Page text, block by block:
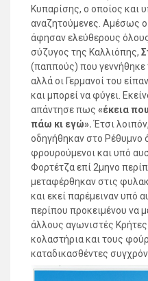
Kυπαρίσης, ο οποίος και
αναζητούμενες. Αμέσως
άφησαν ελεύθερους
σύζυγος της Καλλιόπης,
(παππούς) που γεννήθηκε
αλλά οι Γερμανοί του
και μπορεί να φύγει.
απάντησε πως «έκεια
πάω κι εγώ».Έτσι
οδηγήθηκαν στο Ρέθυμνο
φρουρούμενοι και υπό
Φορτέτζα επί 2μηνο
μεταφέρθηκαν στις
και εκεί παρέμειναν υπό
περίπου προκειμένου να
άλλους αγωνιστές
κολαστήρια και τους
καταδικασθέντες